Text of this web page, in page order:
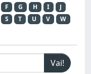
F G H I
J
S T U V
W